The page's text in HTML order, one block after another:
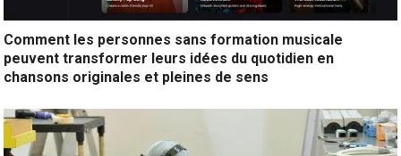
Comment les personnes sans formation musicale
peuvent transformer leurs idées du quotidien en
chansons originales et pleines de sens